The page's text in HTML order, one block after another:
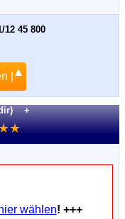
12 45 800
|
+
★
hier wählen! +++